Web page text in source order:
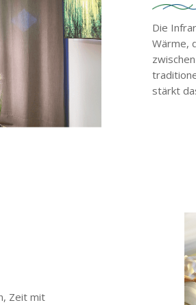
Die
Wärme,
stärkt
Zeit mit